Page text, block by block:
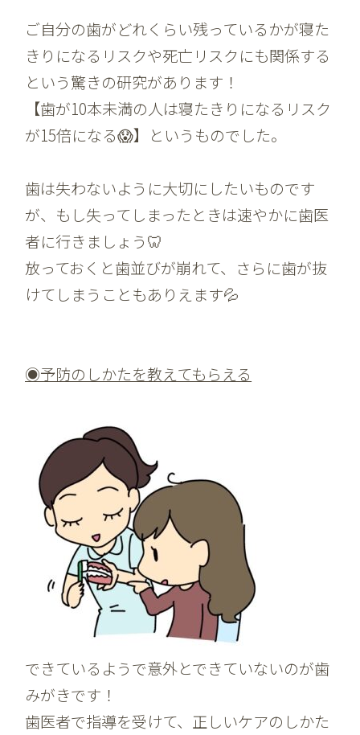
ご自分の歯がどれくらい残っているかが寝た
きりになるリスクや死亡リスクにも関係する
という驚きの研究があります！
【歯が10本未満の人は寝たきりになるリスク
が15倍になる😱】というものでした。
歯は失わないように大切にしたいものです
が、もし失ってしまったときは速やかに歯医
者に行きましょう🦷
放っておくと歯並びが崩れて、さらに歯が抜
けてしまうこともありえます💦
◉予防のしかたを教えてもらえる
できているようで意外とできていないのが歯
みがきです！
歯医者で指導を受けて、正しいケアのしかた